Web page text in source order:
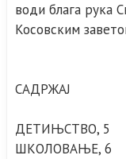
води блага рука
Косовским
САДРЖАЈ
ДЕТИЊСТВО, 5
ШКОЛОВАЊЕ, 6